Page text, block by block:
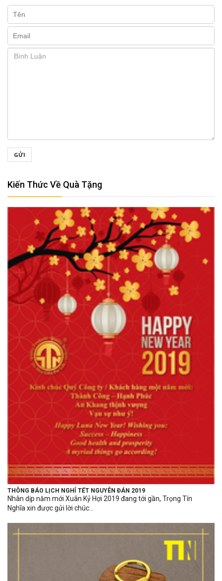
GỬI
Kiến Thức Về Quà Tặng
THÔNG BÁO LỊCH NGHỈ TẾT NGUYÊN ĐÁN 2019
Nhân dịp năm mới Xuân Kỷ Hợi 2019 đang tới gần, Trọng Tín
Nghĩa xin được gửi lời chúc...